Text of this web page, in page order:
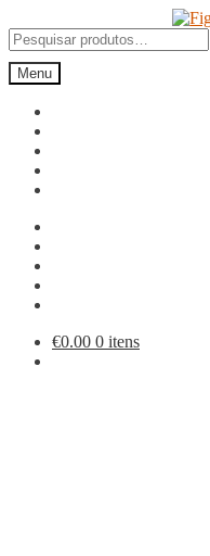
para
a
navegação
para
o
conteúdo
Pesquisar
por:
Menu
€0.00 0 itens